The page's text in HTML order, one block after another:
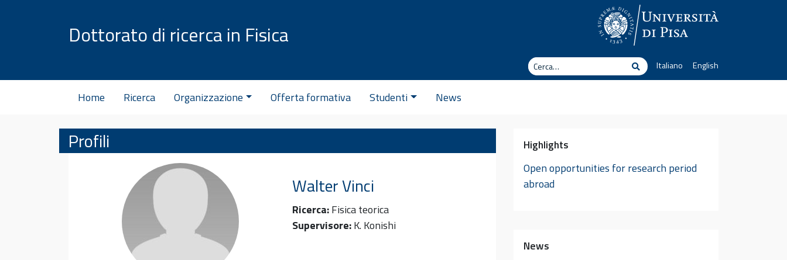
Dottorato di ricerca in Fisica
Cerca
CercaItaliano English
Home Ricerca Organizzazione Offerta formativa Studenti News
Profili
WalterVinci
Ricerca:Fisica teorica
Supervisore:K. Konishi
Highlights
Open opportunities for research period
abroad
News